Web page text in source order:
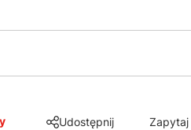
Udostępnij
Zapytaj